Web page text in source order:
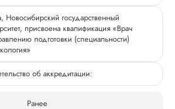
Новосибирский государственный
присвоена квалификация «Врач
подготовки (специальности)
об аккредитации:
Ранее